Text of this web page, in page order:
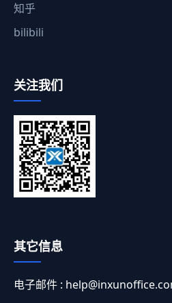
知乎
bilibili
关注我们
其它信息
电子邮件 :